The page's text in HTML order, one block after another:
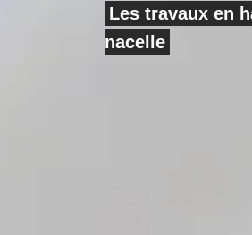
Les travaux en
nacelle